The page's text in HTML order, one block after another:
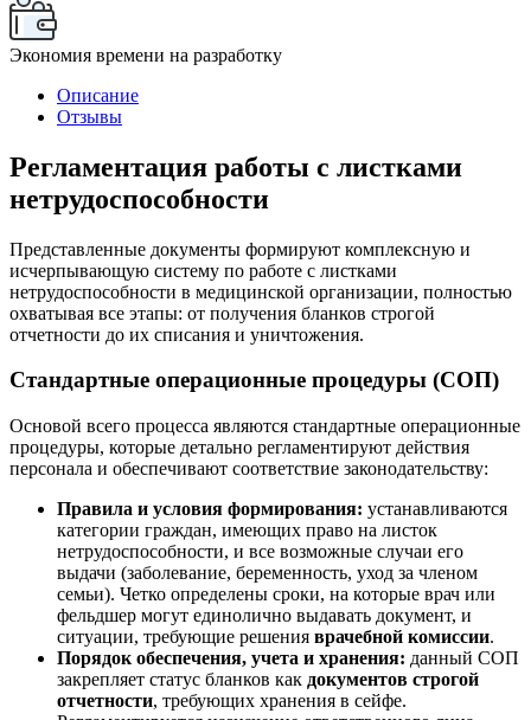
Экономия времени на разработку
Описание
Отзывы
Регламентация работы с листками
нетрудоспособности
Представленные документы формируют комплексную и
исчерпывающую систему по работе с листками
нетрудоспособности в медицинской организации, полностью
охватывая все этапы: от получения бланков строгой
отчетности до их списания и уничтожения.
Стандартные операционные процедуры (СОП)
Основой всего процесса являются стандартные операционные
процедуры, которые детально регламентируют действия
персонала и обеспечивают соответствие законодательству:
Правила и условия формирования: устанавливаются
категории граждан, имеющих право на листок
нетрудоспособности, и все возможные случаи его
выдачи (заболевание, беременность, уход за членом
семьи). Четко определены сроки, на которые врач или
фельдшер могут единолично выдавать документ, и
ситуации, требующие решения врачебной комиссии.
Порядок обеспечения, учета и хранения: данный СОП
закрепляет статус бланков как документов строгой
отчетности, требующих хранения в сейфе.